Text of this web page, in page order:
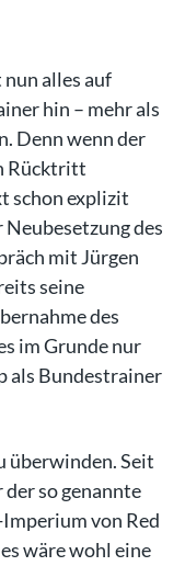
alles auf
hin – mehr als
Denn wenn der
Rücktritt
schon explizit
des
mit Jürgen
seine
des
im Grunde nur
als Bundestrainer
überwinden. Seit
so genannte
von Red
wäre wohl eine